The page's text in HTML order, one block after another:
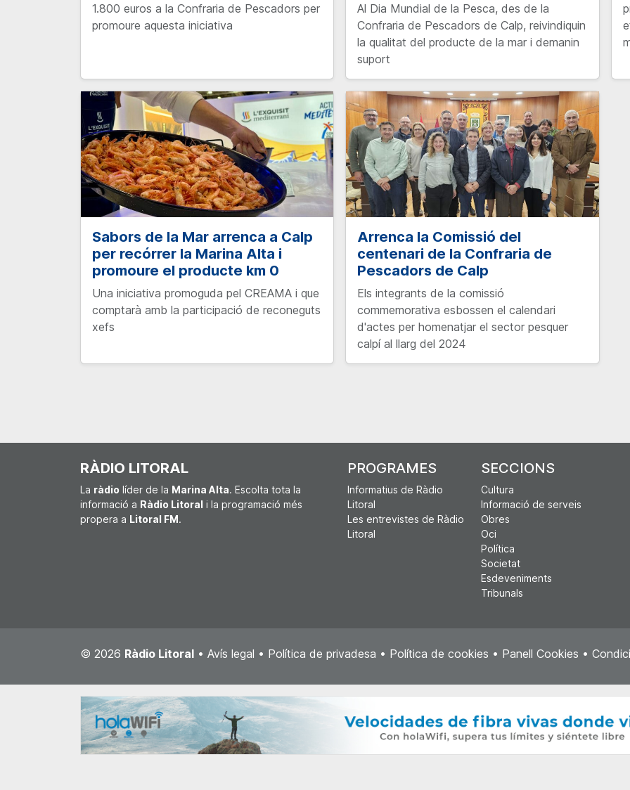
1.800 euros a la Confraria de Pescadors per
promoure aquesta iniciativa
Al Dia Mundial de la Pesca, des de la
Confraria de Pescadors de Calp, reivindiquin
la qualitat del producte de la mar i demanin
suport
Sabors de la Mar arrenca a Calp
per recórrer la Marina Alta i
promoure el producte km 0
Una iniciativa promoguda pel CREAMA i que
comptarà amb la participació de reconeguts
xefs
Arrenca la Comissió del
centenari de la Confraria de
Pescadors de Calp
Els integrants de la comissió
commemorativa esbossen el calendari
d'actes per homenatjar el sector pesquer
calpí al llarg del 2024
RÀDIO LITORAL
La ràdio líder de la Marina Alta. Escolta tota la
informació a Ràdio Litoral i la programació més
propera a Litoral FM.
PROGRAMES
Informatius de Ràdio
Litoral
Les entrevistes de Ràdio
Litoral
SECCIONS
Cultura
Informació de serveis
Obres
Oci
Política
Societat
Esdeveniments
Tribunals
© 2026 Ràdio Litoral • Avís legal • Política de privadesa • Política de cookies • Panell Cookies •